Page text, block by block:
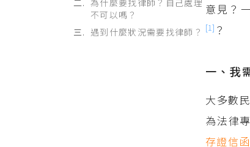
為什麼要找律師？自己處理
不可以嗎？
遇到什麼狀況需要找律師？
意見？
[1] ？
一、我
大多數
為法律
存證信函